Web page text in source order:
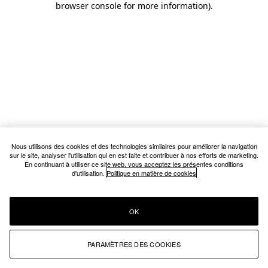
browser console for more information).
Nous utilisons des cookies et des technologies similaires pour améliorer la navigation
sur le site, analyser l'utilisation qui en est faite et contribuer à nos efforts de marketing.
En continuant à utiliser ce site web, vous acceptez les présentes conditions
d'utilisation. Politique en matière de cookies
PARAMÈTRES DES COOKIES
OK